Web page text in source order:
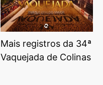
Mais registros da 34ª
Vaquejada de Colinas